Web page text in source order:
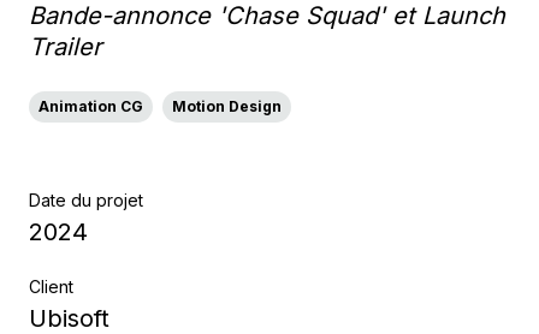
Bande-annonce 'Chase Squad' et Launch
Trailer
Animation CG Motion Design
Date du projet
2024
Client
Ubisoft